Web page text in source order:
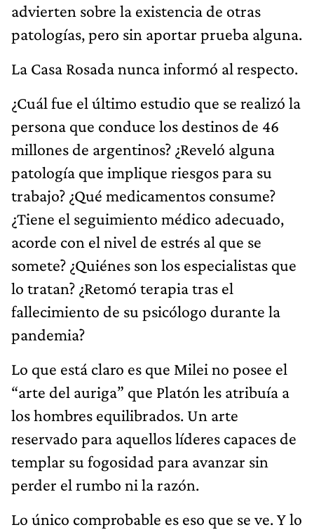
advierten sobre la existencia de otras
patologías, pero sin aportar prueba alguna.
La Casa Rosada nunca informó al respecto.
¿Cuál fue el último estudio que se realizó la
persona que conduce los destinos de 46
millones de argentinos? ¿Reveló alguna
patología que implique riesgos para su
trabajo? ¿Qué medicamentos consume?
¿Tiene el seguimiento médico adecuado,
acorde con el nivel de estrés al que se
somete? ¿Quiénes son los especialistas que
lo tratan? ¿Retomó terapia tras el
fallecimiento de su psicólogo durante la
pandemia?
Lo que está claro es que Milei no posee el
“arte del auriga” que Platón les atribuía a
los hombres equilibrados. Un arte
reservado para aquellos líderes capaces de
templar su fogosidad para avanzar sin
perder el rumbo ni la razón.
Lo único comprobable es eso que se ve. Y lo